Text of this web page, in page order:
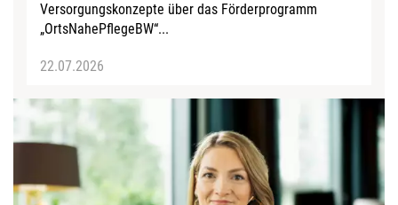
Versorgungskonzepte über das Förderprogramm
„OrtsNahePflegeBW“...
22.07.2026